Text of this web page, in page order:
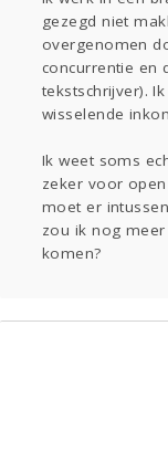
Gevraagd
Lezen
gezegd niet
overgenomen
concurrentie en
tekstschrijver).
wisselende
Ik weet soms
zeker voor
moet er
zou ik nog
komen?